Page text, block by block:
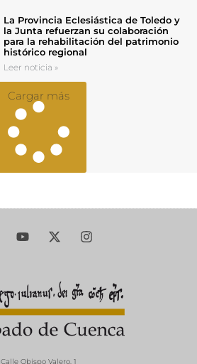
La Provincia Eclesiástica de Toledo y
la Junta refuerzan su colaboración
para la rehabilitación del patrimonio
histórico regional
Leer noticia »
Cargar más
Calle Obispo Valero, 1